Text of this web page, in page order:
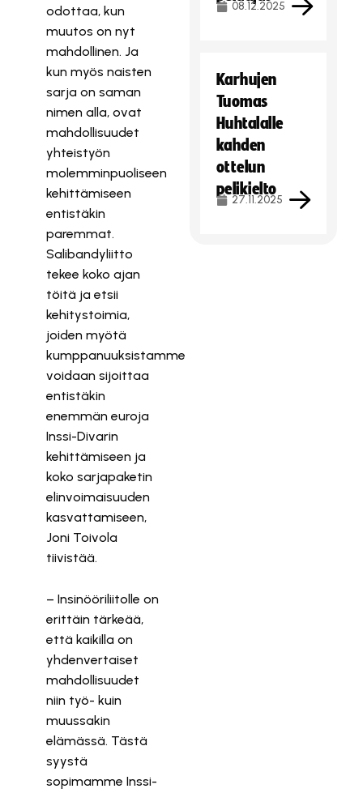
odottaa, kun
muutos on nyt
mahdollinen. Ja
kun myös naisten
sarja on saman
nimen alla, ovat
mahdollisuudet
yhteistyön
molemminpuoliseen
kehittämiseen
entistäkin
paremmat.
Salibandyliitto
tekee koko ajan
töitä ja etsii
kehitystoimia,
joiden myötä
kumppanuuksistamme
voidaan sijoittaa
entistäkin
enemmän euroja
Inssi-Divarin
kehittämiseen ja
koko sarjapaketin
elinvoimaisuuden
kasvattamiseen,
Joni Toivola
tiivistää.
– Insinööriliitolle on
erittäin tärkeää,
että kaikilla on
yhdenvertaiset
mahdollisuudet
niin työ- kuin
muussakin
elämässä. Tästä
syystä
sopimamme Inssi-
08.12.2025
Karhujen
Tuomas
Huhtalalle
kahden
ottelun
pelikielto
27.11.2025